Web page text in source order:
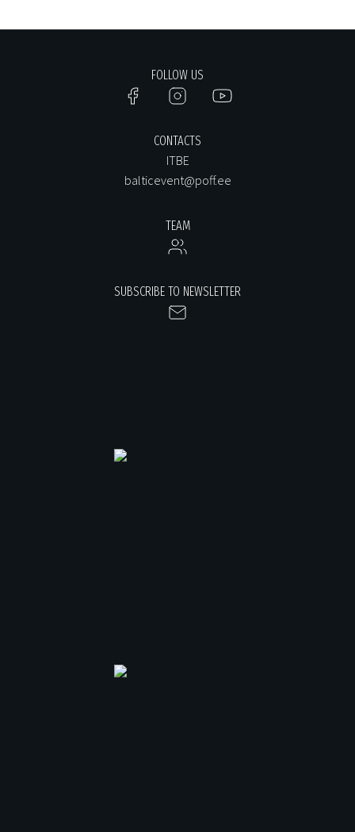
FOLLOW US
CONTACTS
ITBE
balticevent@poff.ee
TEAM
SUBSCRIBE TO NEWSLETTER